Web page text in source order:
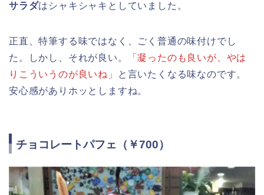
サラダはシャキシャキとしていました。
正直、特筆する味ではなく、ごく普通の味付けでし
た。しかし、それが良い。
「凝ったのも良いが、やは
りこういうのが良いね」
と言いたくなる味なのです。
安心感がありホッとしますね。
チョコレートパフェ（￥700）